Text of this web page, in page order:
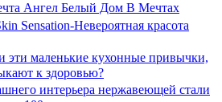
Ангел Белый Дом В Мечтах
Sensation-Невероятная красота
эти маленькие кухонные привычки,
к здоровью?
интерьера нержавеющей стали